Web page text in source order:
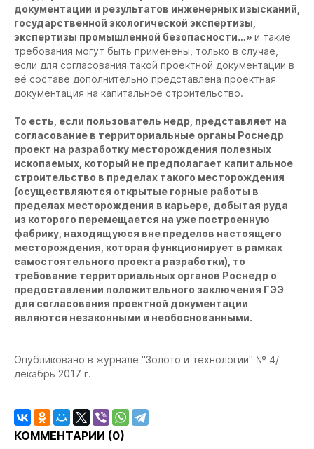
документации и результатов инженерных изысканий,
государственной экологической экспертизы,
экспертизы промышленной безопасности…» и такие
требования могут быть применены, только в случае,
если для согласования такой проектной документации в
её составе дополнительно представлена проектная
документация на капитальное строительство.
То есть, если пользователь недр, представляет на
согласование в территориальные органы Роснедр
проект на разработку месторождения полезных
ископаемых, который не предполагает капитальное
строительство в пределах такого месторождения
(осуществляются открытые горные работы в
пределах месторождения в карьере, добытая руда
из которого перемещается на уже построенную
фабрику, находящуюся вне пределов настоящего
месторождения, которая функционирует в рамках
самостоятельного проекта разработки), то
требование территориальных органов Роснедр о
предоставлении положительного заключения ГЭЭ
для согласования проектной документации
являются незаконными и необоснованными.
Опубликовано в журнале "Золото и технологии" № 4/
декабрь 2017 г.
КОММЕНТАРИИ (0)